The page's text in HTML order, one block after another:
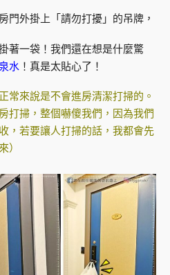
門外掛上「請勿打擾」的吊牌，
著一袋！我們還在想是什麼驚
水 ！真是太貼心了！
常來說是不會進房清潔打掃的。
打掃，整個嚇傻我們，因為我們
，若要讓人打掃的話，我都會先
）